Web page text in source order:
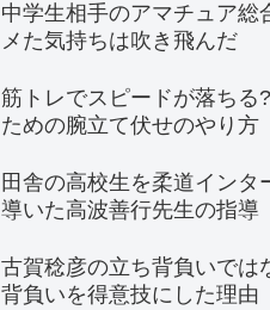
中学生相手のアマチュア
メた気持ちは吹き飛んだ
筋トレでスピードが落ちる
ための腕立て伏せのやり方
田舎の高校生を柔道インタ
導いた高波善行先生の指導
古賀稔彦の立ち背負いでは
背負いを得意技にした理由